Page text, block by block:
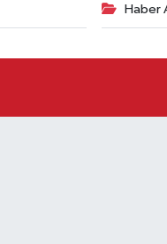
Haber